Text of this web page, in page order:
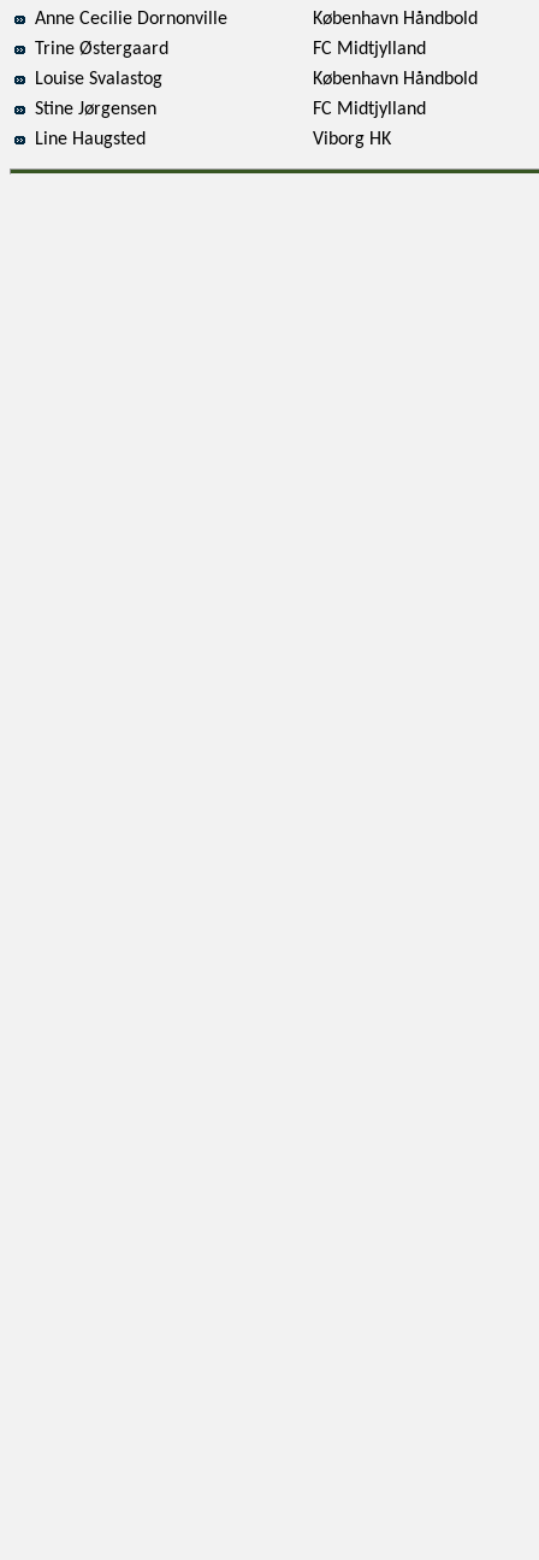
Anne Cecilie Dornonville
København Håndbold
Trine Østergaard
FC Midtjylland
Louise Svalastog
København Håndbold
Stine Jørgensen
FC Midtjylland
Line Haugsted
Viborg HK